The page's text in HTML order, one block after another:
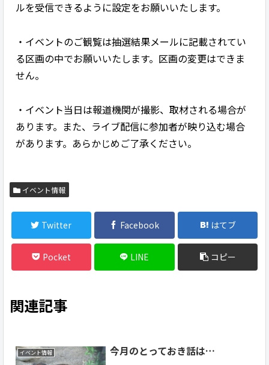
ルを受信できるように設定をお願いいたします。
・イベントのご観覧は抽選結果メールに記載されてい
る区画の中でお願いいたします。区画の変更はできま
せん。
・イベント当日は報道機関が撮影、取材される場合が
あります。また、ライブ配信に参加者が映り込む場合
があります。あらかじめご了承ください。
イベント情報
Twitter Facebook はてブ
Pocket LINE コピー
関連記事
イベント情報 今月のとっておき話は…